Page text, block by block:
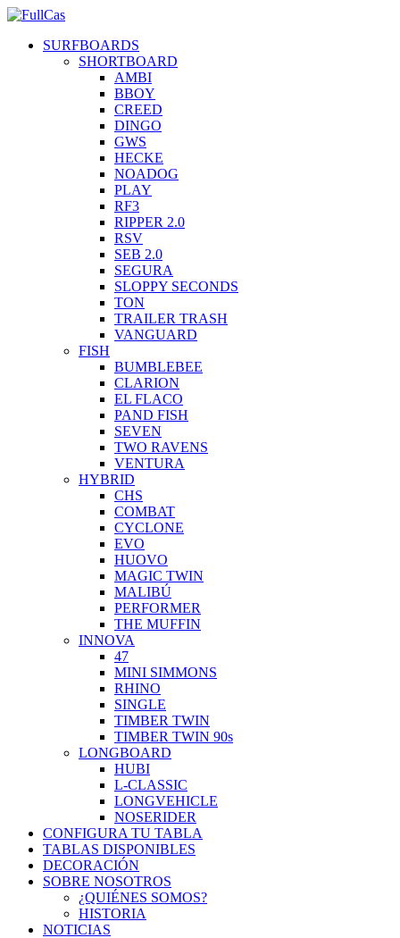
SURFBOARDS
SHORTBOARD
AMBI
BBOY
CREED
DINGO
GWS
HECKE
NOADOG
PLAY
RF3
RIPPER 2.0
RSV
SEB 2.0
SEGURA
SLOPPY SECONDS
TON
TRAILER TRASH
VANGUARD
FISH
BUMBLEBEE
CLARION
EL FLACO
PAND FISH
SEVEN
TWO RAVENS
VENTURA
HYBRID
CHS
COMBAT
CYCLONE
EVO
HUOVO
MAGIC TWIN
MALIBÚ
PERFORMER
THE MUFFIN
INNOVA
47
MINI SIMMONS
RHINO
SINGLE
TIMBER TWIN
TIMBER TWIN 90s
LONGBOARD
HUBI
L-CLASSIC
LONGVEHICLE
NOSERIDER
CONFIGURA TU TABLA
TABLAS DISPONIBLES
DECORACIÓN
SOBRE NOSOTROS
¿QUIÉNES SOMOS?
HISTORIA
NOTICIAS